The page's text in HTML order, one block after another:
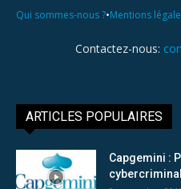
Qui sommes-nous ?•Mentions
Contactez-nous:
ARTICLES POPULAIRES
Capgemini :